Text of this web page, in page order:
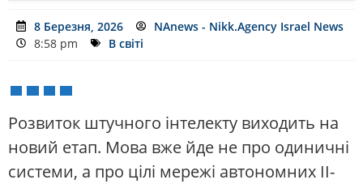
8 Березня, 2026
NAnews - Nikk.Agency Israel News
8:58 pm
В світі
Розвиток штучного інтелекту виходить на
новий етап. Мова вже йде не про одиничні
системи, а про цілі мережі автономних ІІ-